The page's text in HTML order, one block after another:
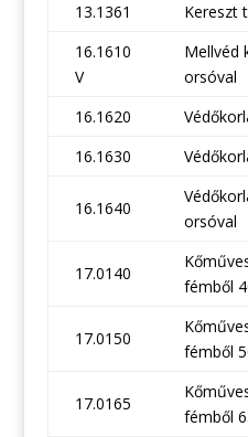
13.1361
Kereszt
16.1610
V
Mellvéd
orsóval
16.1620
16.1630
16.1640
orsóval
17.0140
fémből
17.0150
fémből
17.0165
fémből